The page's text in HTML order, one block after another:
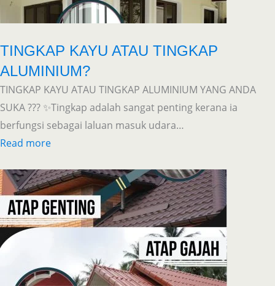
TINGKAP KAYU ATAU TINGKAP
ALUMINIUM?
TINGKAP KAYU ATAU TINGKAP ALUMINIUM YANG ANDA
SUKA ??? ✨Tingkap adalah sangat penting kerana ia
berfungsi sebagai laluan masuk udara…
Read more